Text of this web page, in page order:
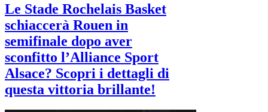
Le Stade Rochelais Basket
schiaccerà Rouen in
semifinale dopo aver
sconfitto l’Alliance Sport
Alsace? Scopri i dettagli di
questa vittoria brillante!